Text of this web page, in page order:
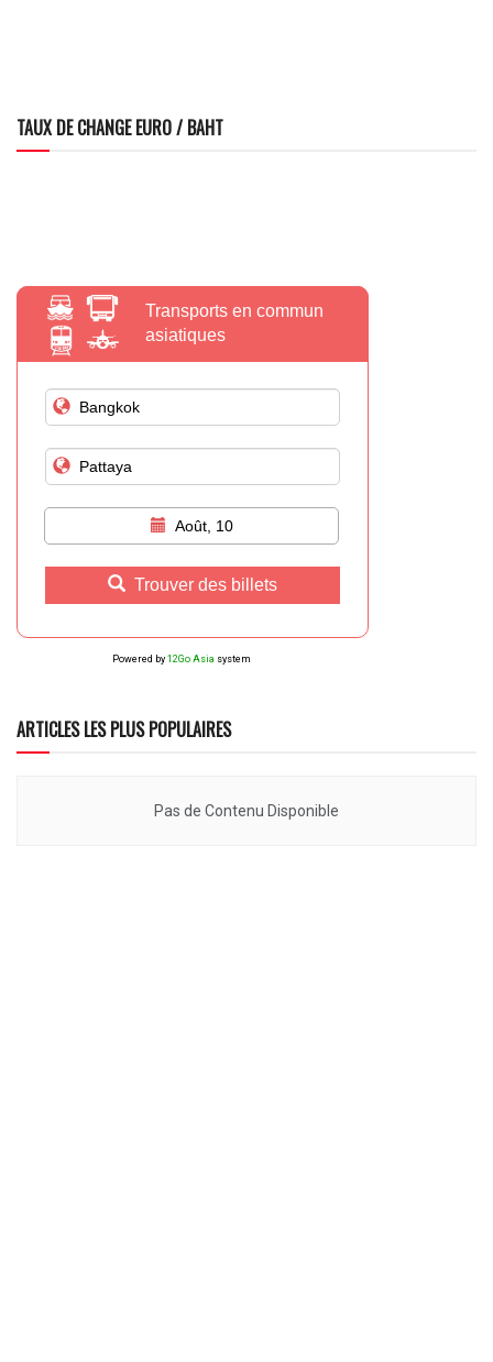
TAUX DE CHANGE EURO / BAHT
Transports en commun
asiatiques
Août, 10
Trouver des billets
Powered by 12Go Asia system
ARTICLES LES PLUS POPULAIRES
Pas de Contenu Disponible